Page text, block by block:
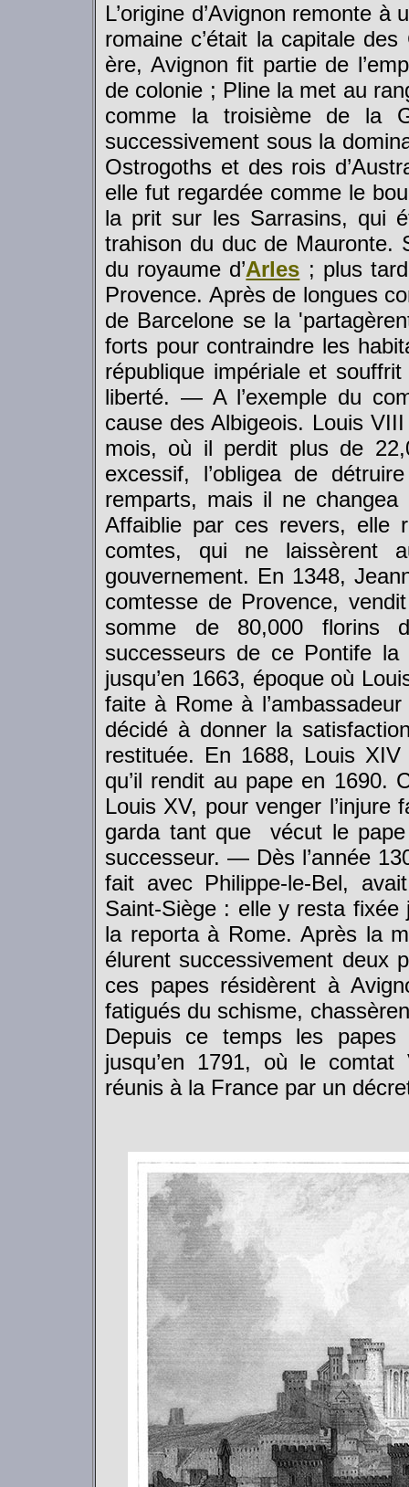
L’origine d’Avignon remonte
romaine c’était la capitale
ère, Avignon fit partie de
de colonie ; Pline la met au
comme la troisième de la
successivement sous la
Ostrogoths et des rois
elle fut regardée comme le
la prit sur les Sarrasins, qui
trahison du duc de Mauronte.
du royaume d’Arles ; plus
Provence. Après de longues
de Barcelone se la
forts pour contraindre les
république impériale et
liberté. — A l’exemple du
cause des Albigeois. Louis
mois, où il perdit plus de
excessif, l’obligea de
remparts, mais il ne
Affaiblie par ces revers, elle
comtes, qui ne laissèrent
gouvernement. En 1348,
comtesse de Provence,
somme de 80,000 florins
successeurs de ce Pontife
jusqu’en 1663, époque où
faite à Rome à
décidé à donner la
restituée. En 1688, Louis XIV
qu’il rendit au pape en 1690.
Louis XV, pour venger
garda tant que vécut le
successeur. — Dès l’année
fait avec Philippe-le-Bel,
Saint-Siège : elle y resta fixée
la reporta à Rome. Après la
élurent successivement deux
ces papes résidèrent à
fatigués du schisme,
Depuis ce temps les
jusqu’en 1791, où le comtat
réunis à la France par un